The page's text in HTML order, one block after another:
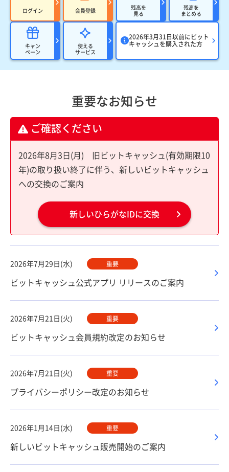
ログイン 会員登録
残高を
見る
残高を
まとめる
キャン
ペーン
使える
サービス
2026年3月31日以前にビット
キャッシュを購入された方
重要なお知らせ
ご確認ください
2026年8月3日(月) 旧ビットキャッシュ(有効期限10
年)の取り扱い終了に伴う、新しいビットキャッシュ
への交換のご案内
新しいひらがなIDに交換
2026年7月29日(水) 重要
ビットキャッシュ公式アプリ リリースのご案内
2026年7月21日(火) 重要
ビットキャッシュ会員規約改定のお知らせ
2026年7月21日(火) 重要
プライバシーポリシー改定のお知らせ
2026年1月14日(水) 重要
新しいビットキャッシュ販売開始のご案内